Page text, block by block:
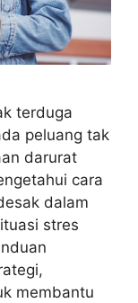
terduga
peluang tak
darurat
cara
dalam
stres
membantu